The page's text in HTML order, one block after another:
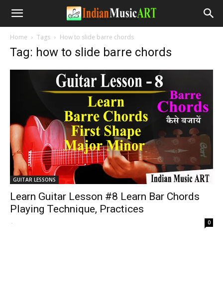
Home Tags How to slide barre chords
Tag: how to slide barre chords
GUITAR LESSONS
Learn Guitar Lesson #8 Learn Bar Chords
Playing Technique, Practices
- 0